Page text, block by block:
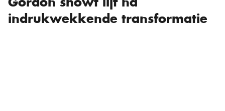
indrukwekkende transformatie